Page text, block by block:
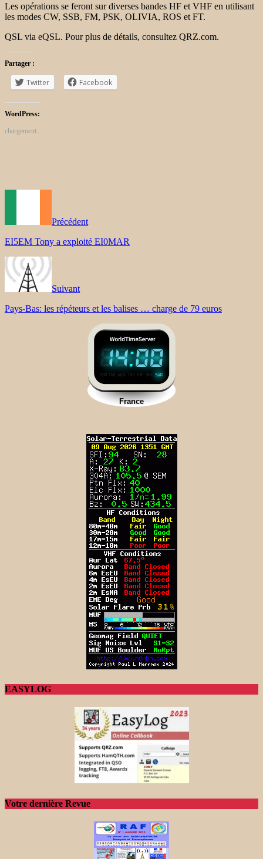
Les opérations se feront sur diverses bandes HF et VHF en utilisant
les modes CW, SSB, FM, PSK, OLIVIA, ROS et FT.
QSL via eQSL. Pour plus de détails, consultez QRZ.com.
Partager :
Twitter Facebook
WordPress:
chargement…
Précédent
EI5EM Tony a exploité EI0MAR
Suivant
Pays-Bas: les répéteurs et les balises … charge de 79 euros
EASYLOG
Votre dernière Revue